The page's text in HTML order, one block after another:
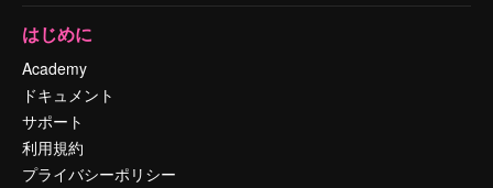
はじめに
Academy
ドキュメント
サポート
利用規約
プライバシーポリシー